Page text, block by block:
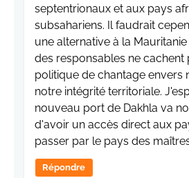
septentrionaux et aux pays
subsahariens. Il faudrait
une alternative à la
des responsables ne cachent
politique de chantage envers
notre intégrité territoriale.
nouveau port de Dakhla va
d'avoir un accès direct aux
passer par le pays des
Répondre